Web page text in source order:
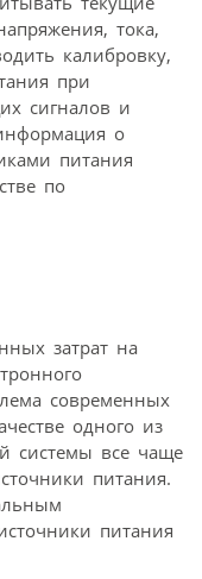
тока,
калибровку,
при
сигналов и
о
питания
по
затрат на
современных
одного из
системы все чаще
питания.
питания